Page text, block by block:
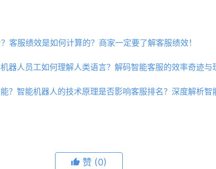
客服绩效是如何计算的？商家一定要了解客服绩效！
器人员工如何理解人类语言？解码智能客服的效率奇迹与
？智能机器人的技术原理是否影响客服排名？深度解析智
赞 (0)